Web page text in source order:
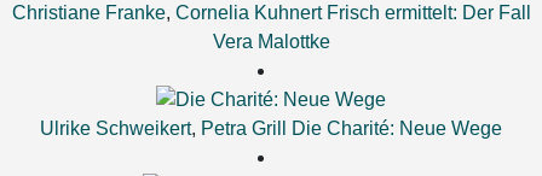
Christiane Franke, Cornelia Kuhnert Frisch ermittelt: Der Fall
Vera Malottke
Ulrike Schweikert, Petra Grill Die Charité: Neue Wege